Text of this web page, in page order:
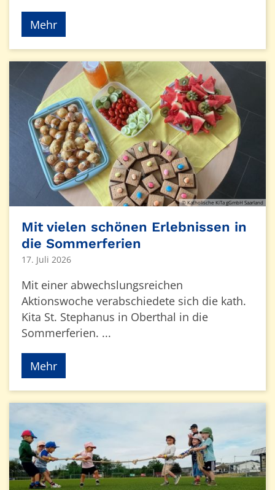
Mehr
© Katholische KiTa gGmbH Saarland
Mit vielen schönen Erlebnissen in
die Sommerferien
17. Juli 2026
Mit einer abwechslungsreichen
Aktionswoche verabschiedete sich die kath.
Kita St. Stephanus in Oberthal in die
Sommerferien. ...
Mehr